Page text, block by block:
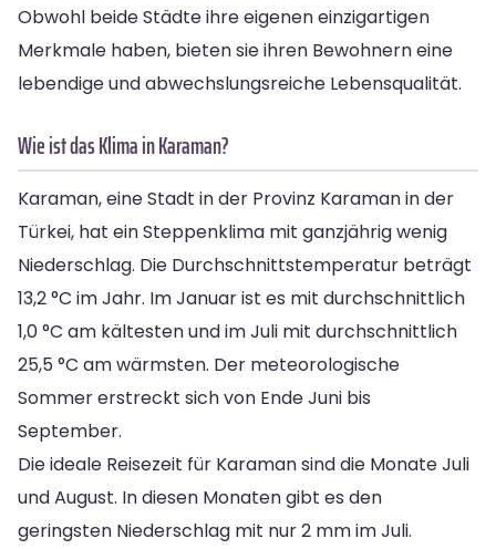
Obwohl beide Städte ihre eigenen einzigartigen
Merkmale haben, bieten sie ihren Bewohnern eine
lebendige und abwechslungsreiche Lebensqualität.
Wie ist das Klima in Karaman?
Karaman, eine Stadt in der Provinz Karaman in der
Türkei, hat ein Steppenklima mit ganzjährig wenig
Niederschlag. Die Durchschnittstemperatur beträgt
13,2 °C im Jahr. Im Januar ist es mit durchschnittlich
1,0 °C am kältesten und im Juli mit durchschnittlich
25,5 °C am wärmsten. Der meteorologische
Sommer erstreckt sich von Ende Juni bis
September.
Die ideale Reisezeit für Karaman sind die Monate Juli
und August. In diesen Monaten gibt es den
geringsten Niederschlag mit nur 2 mm im Juli.